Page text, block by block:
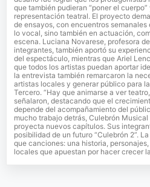
que también pudieran “poner el
representación teatral. El proyecto
de ensayos, con encuentros semanales
lo vocal, sino también en actuación,
escena. Luciana Novarese, profesora
integrantes, también aportó su
del espectáculo, mientras que Ariel
que todos los artistas puedan aportar
la entrevista también remarcaron la
artistas locales y generar público para
Tercero. “Hay que animarse a ver
señalaron, destacando que el
depende del acompañamiento del
mucho trabajo detrás, Culebrón
proyecta nuevos capítulos. Sus
posibilidad de un futuro “Culebrón 2”.
que canciones: una historia,
locales que apuestan por hacer crecer